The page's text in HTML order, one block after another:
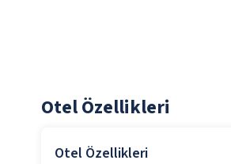
Otel Özellikleri
Otel Özellikleri